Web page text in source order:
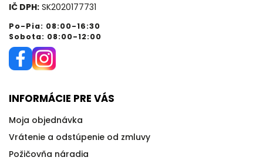
IČ DPH: SK2020177731
Po-Pia: 08:00-16:30
Sobota: 08:00-12:00
INFORMÁCIE PRE VÁS
Moja objednávka
Vrátenie a odstúpenie od zmluvy
Požičovňa náradia